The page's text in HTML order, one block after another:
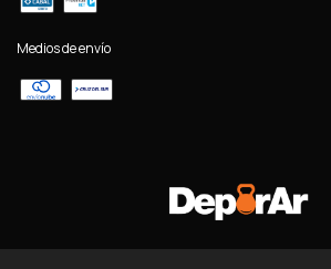
Medios de envío